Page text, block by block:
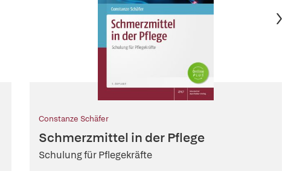
Constanze Schäfer
Schmerzmittel in der Pflege
Schulung für Pflegekräfte